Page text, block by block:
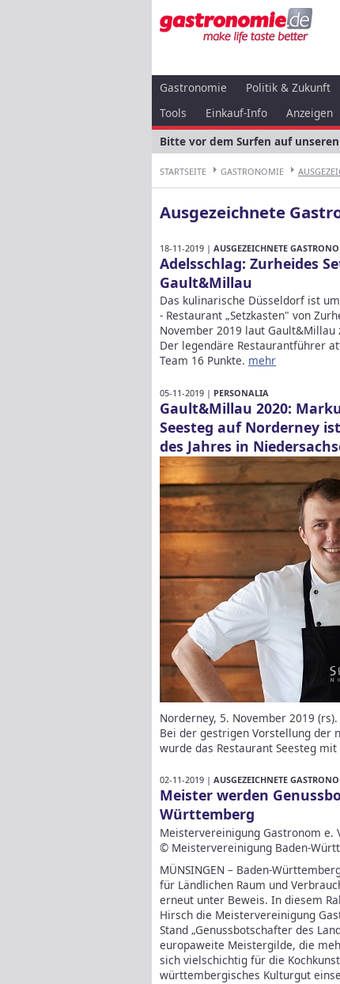
Gastronomie Politik & Zukunft
Tools
Einkauf-Info Anzeigen
Bitte vor dem Surfen auf
STARTSEITE GASTRONOMIE
Ausgezeichnete
18-11-2019 | AUSGEZEICHNETE
Adelsschlag: Zurheides
Gault&Millau
Das kulinarische Düsseldorf ist
- Restaurant „Setzkasten" von
November 2019 laut Gault&Millau
Der legendäre Restaurantführer
Team 16 Punkte. mehr
05-11-2019 | PERSONALIA
Gault&Millau 2020:
Seesteg auf Norderney
des Jahres in
Norderney, 5. November 2019
Bei der gestrigen Vorstellung der
wurde das Restaurant Seesteg
02-11-2019 | AUSGEZEICHNETE
Meister werden
Württemberg
Meistervereinigung Gastronom e.
© Meistervereinigung Baden-
MÜNSINGEN – Baden-
für Ländlichen Raum und
erneut unter Beweis. In diesem
Hirsch die Meistervereinigung
Stand „Genussbotschafter des
europaweite Meistergilde, die
sich vielschichtig für die
württembergisches Kulturgut